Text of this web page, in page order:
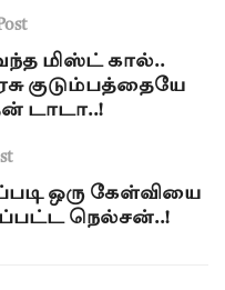
மிஸ்ட் கால்..
குடும்பத்தையே
டாடா..!
ஒரு கேள்வியை
நெல்சன்..!